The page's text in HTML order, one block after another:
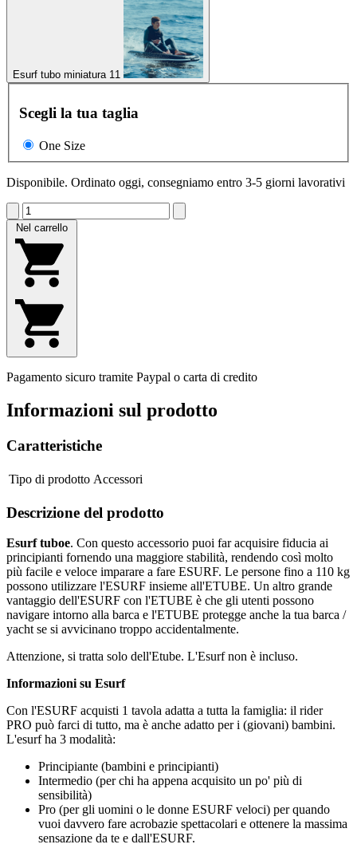
Esurf tubo miniatura 11
Scegli la tua taglia
One Size
Disponibile. Ordinato oggi, consegniamo entro 3-5 giorni lavorativi
Nel carrello
Pagamento sicuro tramite Paypal o carta di credito
Informazioni sul prodotto
Caratteristiche
Tipo di prodotto Accessori
Descrizione del prodotto
Esurf tuboe. Con questo accessorio puoi far acquisire fiducia ai
principianti fornendo una maggiore stabilità, rendendo così molto
più facile e veloce imparare a fare ESURF. Le persone fino a 110 kg
possono utilizzare l'ESURF insieme all'ETUBE. Un altro grande
vantaggio dell'ESURF con l'ETUBE è che gli utenti possono
navigare intorno alla barca e l'ETUBE protegge anche la tua barca /
yacht se si avvicinano troppo accidentalmente.
Attenzione, si tratta solo dell'Etube. L'Esurf non è incluso.
Informazioni su Esurf
Con l'ESURF acquisti 1 tavola adatta a tutta la famiglia: il rider
PRO può farci di tutto, ma è anche adatto per i (giovani) bambini.
L'esurf ha 3 modalità:
Principiante (bambini e principianti)
Intermedio (per chi ha appena acquisito un po' più di
sensibilità)
Pro (per gli uomini o le donne ESURF veloci) per quando
vuoi davvero fare acrobazie spettacolari e ottenere la massima
sensazione da te e dall'ESURF.